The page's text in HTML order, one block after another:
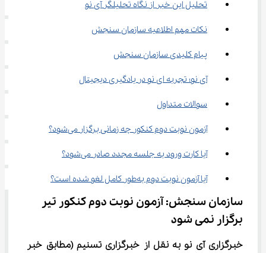
تحلیل این خبر از نگاه تحلیلگر آی نو
نکات مهم اطلاعیه سازمان سنجش
پیام کلیدی سازمان سنجش
آی نو؛ تجربه ای نو در یادگیری دیجیتال
سوالات متداول
آزمون نوبت دوم کنکور چه زمانی برگزار می‌شود؟
آیا کارت ورود به جلسه مجدد صادر می‌شود؟
آیا آزمون نوبت دوم به‌طور کامل لغو شده است؟
سازمان سنجش: آزمون نوبت دوم کنکور تیر
برگزار نمی شود
خبرگزاری آی نو به نقل از خبرگزاری تسنیم (مطابق خبر